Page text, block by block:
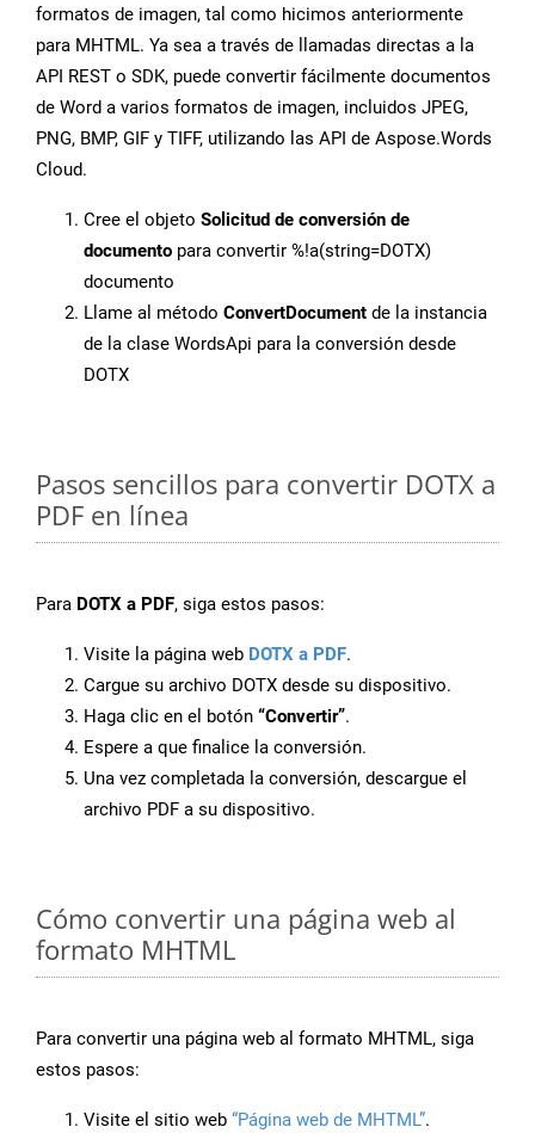
formatos de imagen, tal como hicimos anteriormente
para MHTML. Ya sea a través de llamadas directas a la
API REST o SDK, puede convertir fácilmente documentos
de Word a varios formatos de imagen, incluidos JPEG,
PNG, BMP, GIF y TIFF, utilizando las API de Aspose.Words
Cloud.
Cree el objeto Solicitud de conversión de
documento para convertir %!a(string=DOTX)
documento
Llame al método ConvertDocument de la instancia
de la clase WordsApi para la conversión desde
DOTX
Pasos sencillos para convertir DOTX a
PDF en línea
Para DOTX a PDF, siga estos pasos:
Visite la página web DOTX a PDF.
Cargue su archivo DOTX desde su dispositivo.
Haga clic en el botón “Convertir”.
Espere a que finalice la conversión.
Una vez completada la conversión, descargue el
archivo PDF a su dispositivo.
Cómo convertir una página web al
formato MHTML
Para convertir una página web al formato MHTML, siga
estos pasos:
Visite el sitio web “Página web de MHTML”.